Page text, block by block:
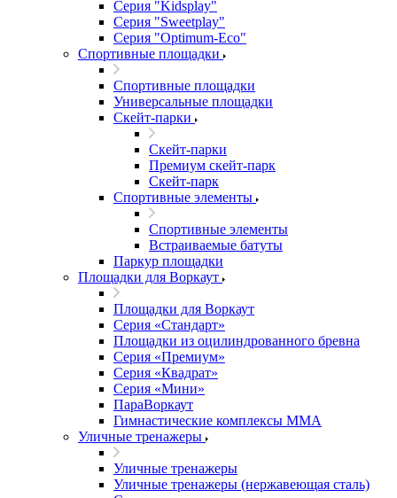
Серия "Kidsplay"
Серия "Sweetplay"
Серия "Оptimum-Еco"
Спортивные площадки
Спортивные площадки
Универсальные площадки
Скейт-парки
Скейт-парки
Премиум скейт-парк
Скейт-парк
Спортивные элементы
Спортивные элементы
Встраиваемые батуты
Паркур площадки
Площадки для Воркаут
Площадки для Воркаут
Серия «Стандарт»
Площадки из оцилиндрованного бревна
Серия «Премиум»
Серия «Квадрат»
Серия «Мини»
ПараВоркаут
Гимнастические комплексы ММА
Уличные тренажеры
Уличные тренажеры
Уличные тренажеры (нержавеющая сталь)